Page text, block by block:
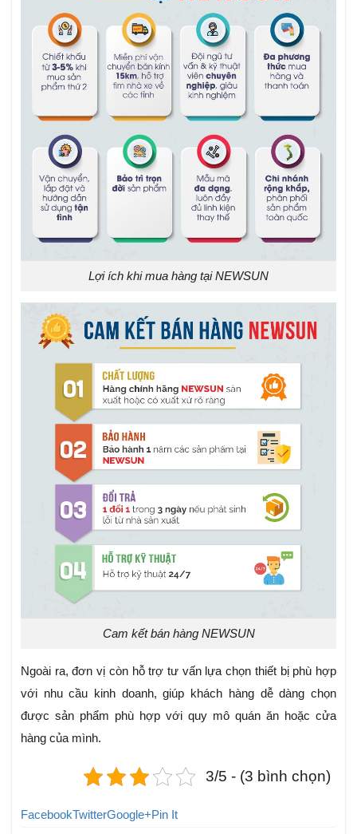
Lợi ích khi mua hàng tại NEWSUN
Cam kết bán hàng NEWSUN
Ngoài ra, đơn vị còn hỗ trợ tư vấn lựa chọn thiết bị phù hợp
với nhu cầu kinh doanh, giúp khách hàng dễ dàng chọn
được sản phẩm phù hợp với quy mô quán ăn hoặc cửa
hàng của mình.
3/5 - (3 bình chọn)
FacebookTwitterGoogle+Pin It